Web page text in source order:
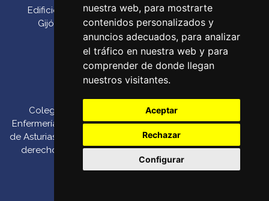
nuestra web, para mostrarte
contenidos personalizados y
anuncios adecuados, para analizar
el tráfico en nuestra web y para
comprender de donde llegan
nuestros visitantes.
Aceptar
Rechazar
Configurar
Edificio Impulsa, Oficina 6. Parque Tecnológico de
Gijón. Calle Los Prados, 166 C.P. 33203 (Gijón) ‌
Teléfono:985 23 25 52‌
Email:codepa@codepa.es
Colegio Oficial de
Enfermería del Principado
de Asturias 2026. Todos los
derechos reservados.
Canal de denuncias
Política de Pago por
Privacidad::Política de
Cookies